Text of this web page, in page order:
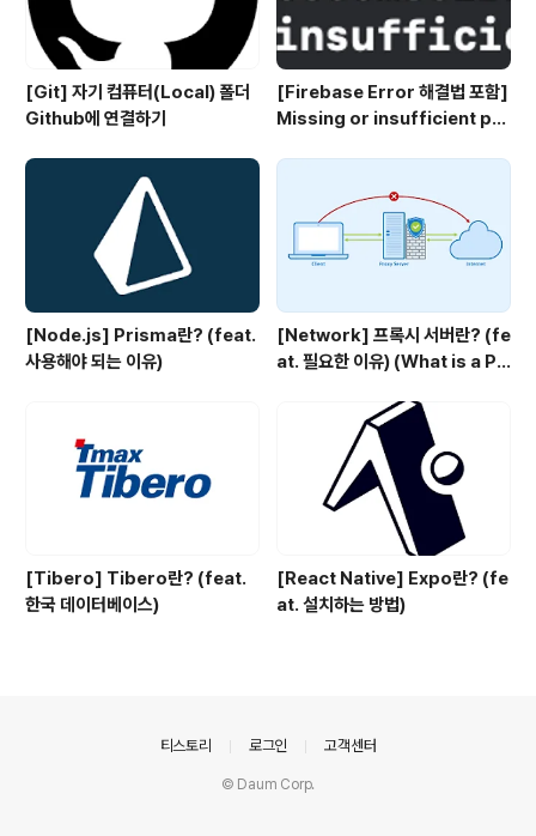
[Git] 자기 컴퓨터(Local) 폴더
Github에 연결하기
[Firebase Error 해결법 포함]
Missing or insufficient per
[Node.js] Prisma란? (feat.
사용해야 되는 이유)
[Network] 프록시 서버란? (fe
at. 필요한 이유) (What is a Pr
[Tibero] Tibero란? (feat.
한국 데이터베이스)
[React Native] Expo란? (fe
at. 설치하는 방법)
티스토리 로그인 고객센터
© Daum Corp.